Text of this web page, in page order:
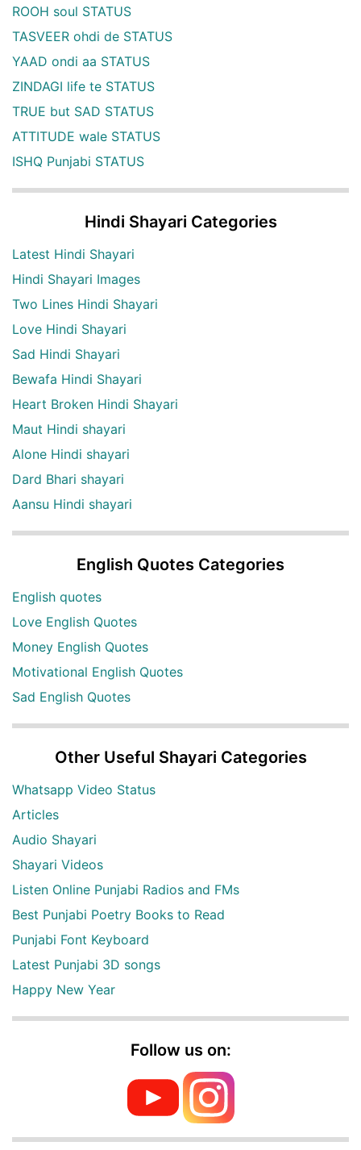
ROOH soul STATUS
TASVEER ohdi de STATUS
YAAD ondi aa STATUS
ZINDAGI life te STATUS
TRUE but SAD STATUS
ATTITUDE wale STATUS
ISHQ Punjabi STATUS
Hindi Shayari Categories
Latest Hindi Shayari
Hindi Shayari Images
Two Lines Hindi Shayari
Love Hindi Shayari
Sad Hindi Shayari
Bewafa Hindi Shayari
Heart Broken Hindi Shayari
Maut Hindi shayari
Alone Hindi shayari
Dard Bhari shayari
Aansu Hindi shayari
English Quotes Categories
English quotes
Love English Quotes
Money English Quotes
Motivational English Quotes
Sad English Quotes
Other Useful Shayari Categories
Whatsapp Video Status
Articles
Audio Shayari
Shayari Videos
Listen Online Punjabi Radios and FMs
Best Punjabi Poetry Books to Read
Punjabi Font Keyboard
Latest Punjabi 3D songs
Happy New Year
Follow us on: